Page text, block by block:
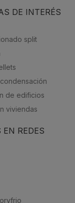
DE INTERÉS
split
de edificios
viviendas
EN REDES